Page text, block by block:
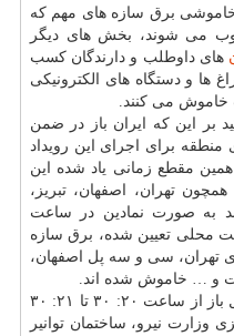
خاموشی برق سازه های مهم كه
می شوند، بخش های دیگر
های داوطلب و دارندگان كسب
ها و دستگاه های الكترونیكی
می كنند.
بر این كه ایران باز در ضمن
منطقه برای اجرای این رویداد
مقطع زمانی یاد شده این
تهران، اصفهان، تبریز،
به صورت نمادین در ساعت
۲۰: ۳۰ تا ۲۱: ۳۰ به وقت محلی تعیین شده، برق سازه
تهران، سی و سه پل اصفهان،
و … خاموش شده اند.
وی اشاره كرد: بر این اساس، امسال باز از ساعت ۲۰: ۳۰ تا ۲۱: ۳۰
نیرو، ساختمان توانیر